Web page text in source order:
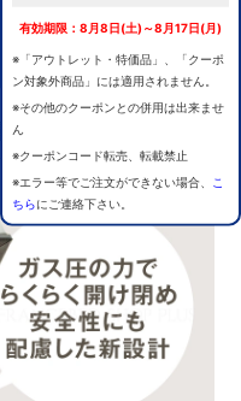
有効期限：8月8日(土)～8月17日(月)
※「アウトレット・特価品」、「クーポ
ン対象外商品」には適用されません。
※その他のクーポンとの併用は出来ませ
ん
※クーポンコード転売、転載禁止
※エラー等でご注文ができない場合、
こ
ちらにご連絡下さい。
ポイントです！